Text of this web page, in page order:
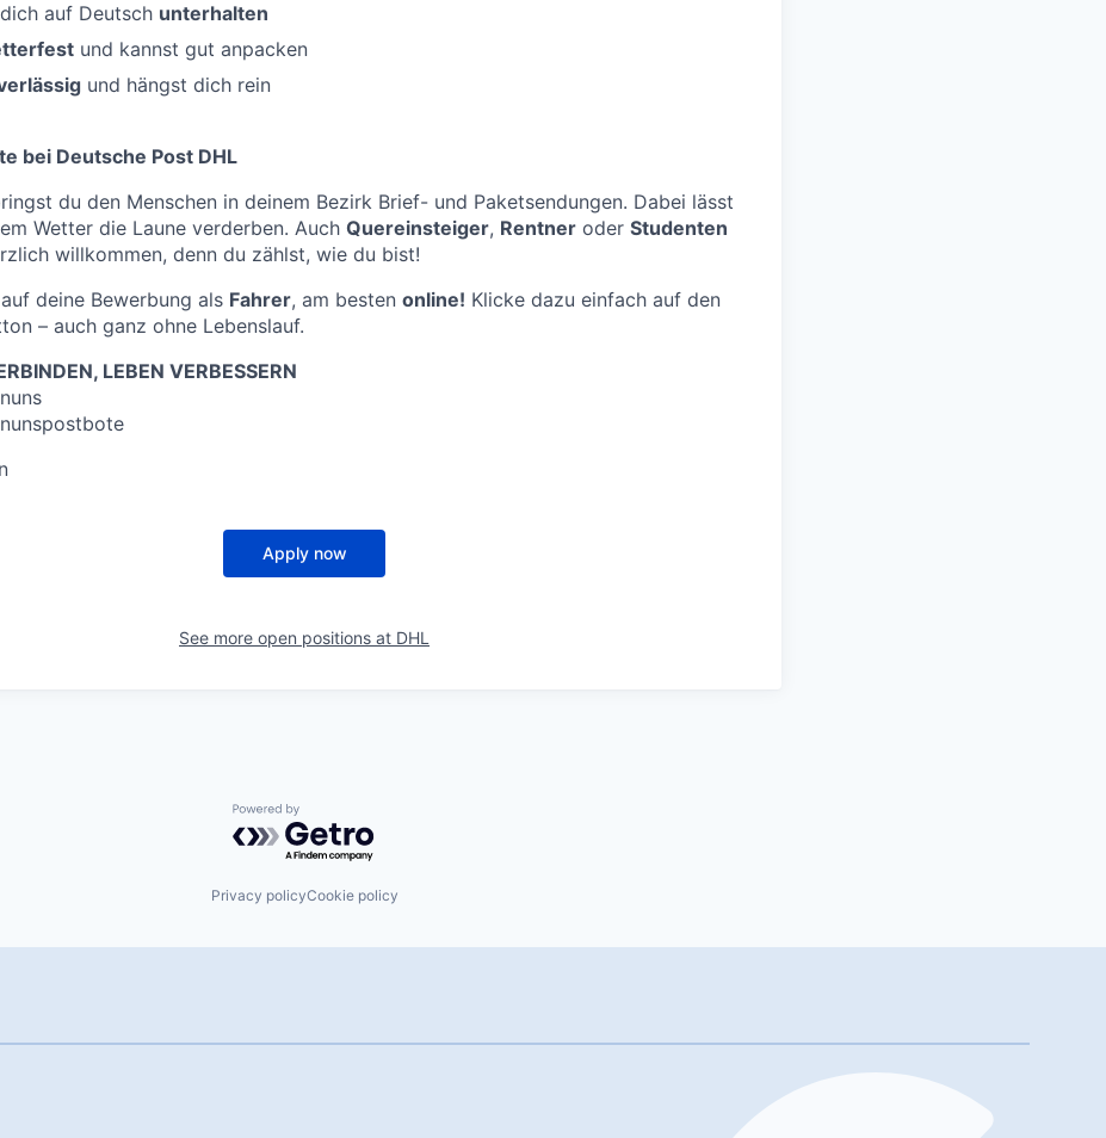
auf Deutsch unterhalten
und kannst gut anpacken
und hängst dich rein
bei Deutsche Post DHL
du den Menschen in deinem Bezirk Brief- und Paketsendungen. Dabei lässt
Wetter die Laune verderben. Auch Quereinsteiger, Rentner oder Studenten
willkommen, denn du zählst, wie du bist!
deine Bewerbung als Fahrer, am besten online! Klicke dazu einfach auf den
– auch ganz ohne Lebenslauf.
LEBEN VERBESSERN
Apply now
See more open positions at DHL
Powered by Getro.com
Privacy policyCookie policy